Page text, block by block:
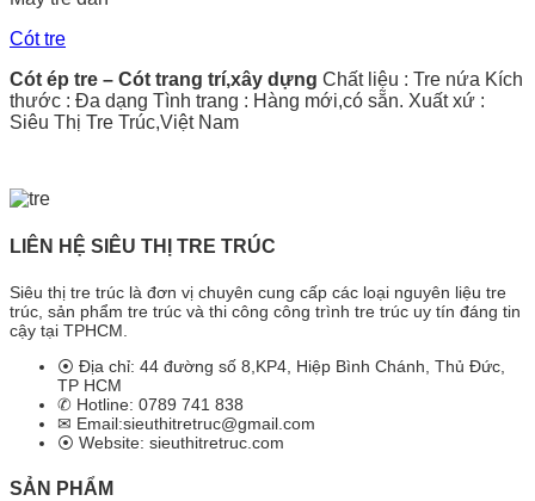
Cót tre
Cót ép tre – Cót trang trí,xây dựng Chất liệu : Tre nứa Kích
thước : Đa dạng Tình trang : Hàng mới,có sẵn. Xuất xứ :
Siêu Thị Tre Trúc,Việt Nam
LIÊN HỆ SIÊU THỊ TRE TRÚC
Siêu thị tre trúc là đơn vị chuyên cung cấp các loại nguyên liệu tre
trúc, sản phẩm tre trúc và thi công công trình tre trúc uy tín đáng tin
cậy tại TPHCM.
⦿ Địa chỉ: 44 đường số 8,KP4, Hiệp Bình Chánh, Thủ Đức,
TP HCM
✆ Hotline: 0789 741 838
✉ Email:sieuthitretruc@gmail.com
⦿ Website: sieuthitretruc.com
SẢN PHẨM